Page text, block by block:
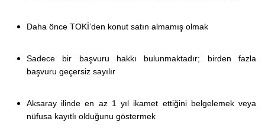
Daha önce TOKİ’den konut satın almamış olmak
Sadece bir başvuru hakkı bulunmaktadır; birden fazla
başvuru geçersiz sayılır
Aksaray ilinde en az 1 yıl ikamet ettiğini belgelemek veya
nüfusa kayıtlı olduğunu göstermek